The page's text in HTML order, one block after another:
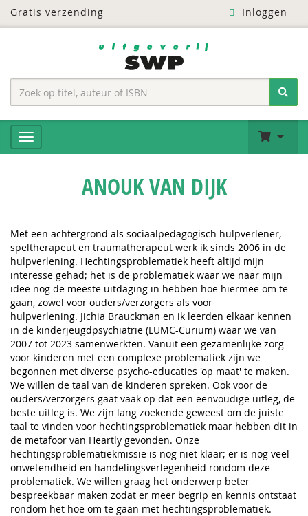
Gratis verzending Inloggen
ANOUK VAN DIJK
Met een achtergrond als sociaalpedagogisch hulpverlener,
speltherapeut en traumatherapeut werk ik sinds 2006 in de
hulpverlening. Hechtingsproblematiek heeft altijd mijn
interesse gehad; het is de problematiek waar we naar mijn
idee nog de meeste uitdaging in hebben hoe hiermee om te
gaan, zowel voor ouders/verzorgers als voor
hulpverlening. Jichia Brauckman en ik leerden elkaar kennen
in de kinderjeugdpsychiatrie (LUMC-Curium) waar we van
2007 tot 2023 samenwerkten. Vanuit een gezamenlijke zorg
voor kinderen met een complexe problematiek zijn we
begonnen met diverse psycho-educaties 'op maat' te maken.
We willen de taal van de kinderen spreken. Ook voor de
ouders/verzorgers gaat vaak op dat een eenvoudige uitleg, de
beste uitleg is. We zijn lang zoekende geweest om de juiste
taal te vinden voor hechtingsproblematiek maar hebben dit in
de metafoor van Heartly gevonden. Onze
hechtingsproblematiekmissie is nog niet klaar; er is nog veel
onwetendheid en handelingsverlegenheid rondom deze
problematiek. We willen graag het onderwerp beter
bespreekbaar maken zodat er meer begrip en kennis ontstaat
rondom het hoe om te gaan met hechtingsproblematiek.